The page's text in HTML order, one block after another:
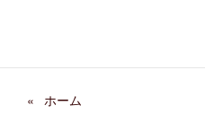
ホーム